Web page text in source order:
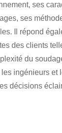
ses
ses
Il répond
des clients
du
ingénieurs et
décisions